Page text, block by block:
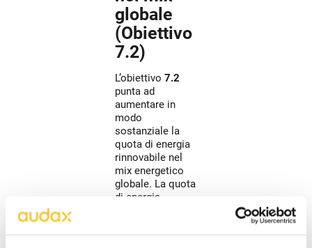
globale
(Obiettivo
7.2)
L’obiettivo 7.2
punta ad
aumentare in
modo
sostanziale la
quota di energia
rinnovabile nel
mix energetico
globale. La quota
di energia
energetico